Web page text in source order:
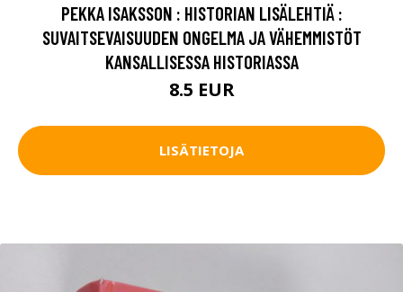
PEKKA ISAKSSON : HISTORIAN LISÄLEHTIÄ :
SUVAITSEVAISUUDEN ONGELMA JA VÄHEMMISTÖT
KANSALLISESSA HISTORIASSA
8.5 EUR
LISÄTIETOJA